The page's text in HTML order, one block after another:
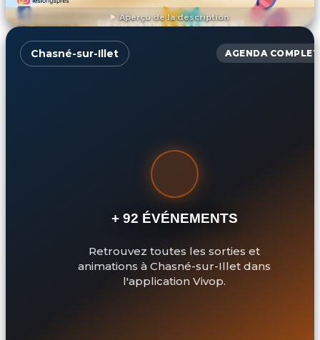
Aperçu de la description
DÉCOUVRIR L'ÉVÉNEMENT
Chasné-sur-Illet AGENDA COMPLET
+ 92 ÉVÉNEMENTS
Retrouvez toutes les sorties et
animations à Chasné-sur-Illet dans
l'application Vivop.